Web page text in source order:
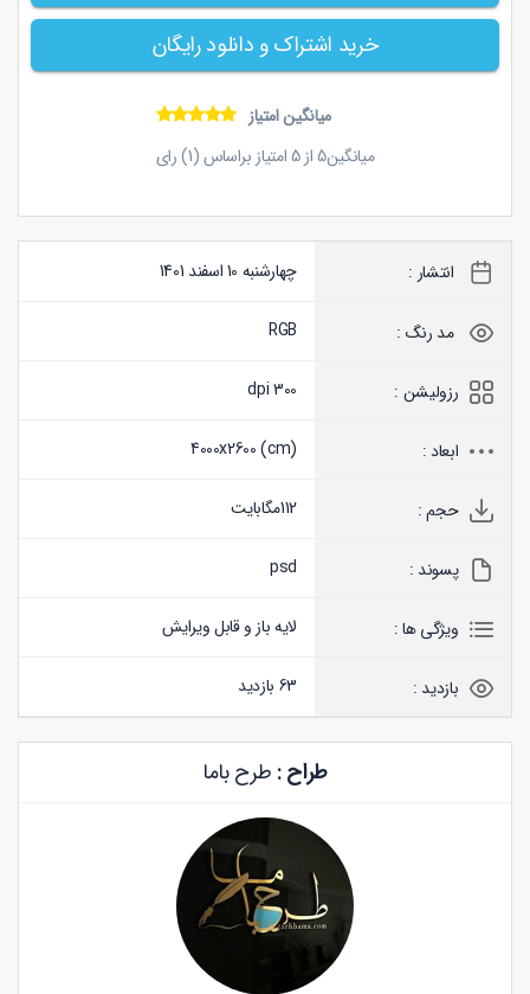
خرید اشتراک و دانلود رایگان
میانگین امتیاز
میانگین5از5امتیاز براساس (1) رای
انتشار : چهارشنبه 10 اسفند 1401
مد رنگ : RGB
رزولیشن : 300 dpi
ابعاد : 4000x2600 (cm)
حجم : 112مگابایت
پسوند : psd
ویژگی ها : لایه باز و قابل ویرایش
بازدید : 63 بازدید
طراح : طرح باما